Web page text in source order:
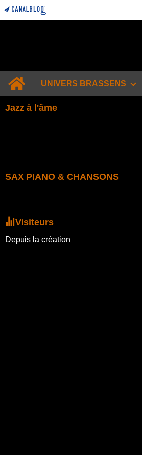
UNIVERS BRASSENS
Jazz à l'âme
SAX PIANO & CHANSONS
Visiteurs
Depuis la création